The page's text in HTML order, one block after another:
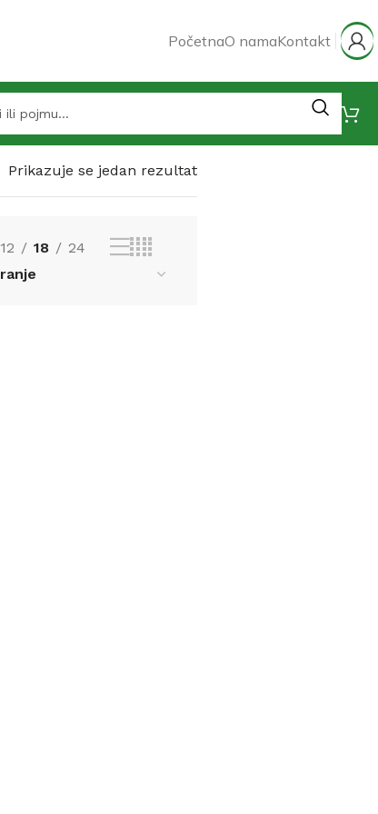
PočetnaO namaKontakt
Prikazuje se jedan rezultat
12 18 24